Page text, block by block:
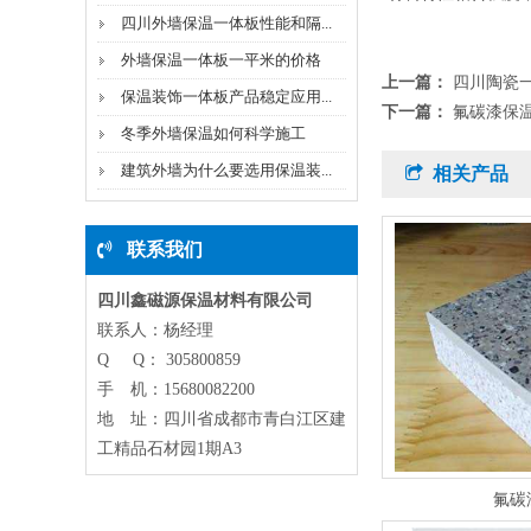
四川外墙保温一体板性能和隔...
外墙保温一体板一平米的价格
保温装饰一体板产品稳定应用...
冬季外墙保温如何科学施工
建筑外墙为什么要选用保温装...
联系我们
四川鑫磁源保温材料有限公司
联系人：杨经理
Q Q： 305800859
手 机：15680082200
地 址：四川省成都市青白江区建
工精品石材园1期A3
上一篇：
四川陶瓷
下一篇： 氟碳漆保
相关产品
氟碳